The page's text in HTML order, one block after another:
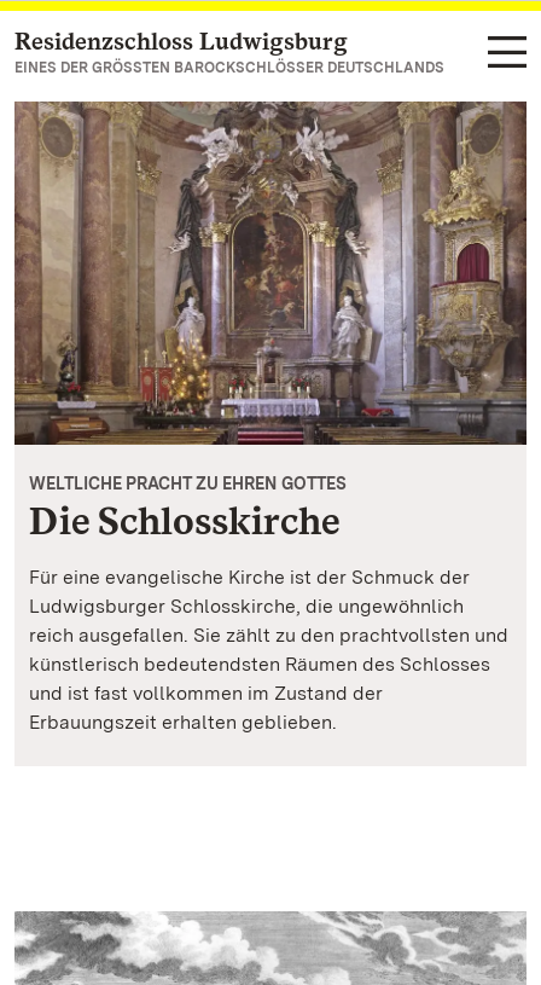
Zum Hauptinhalt springen
Residenzschloss Ludwigsburg
EINES DER GRÖSSTEN BAROCKSCHLÖSSER DEUTSCHLANDS
WELTLICHE PRACHT ZU EHREN GOTTES
Die Schlosskirche
Für eine evangelische Kirche ist der Schmuck der
Ludwigsburger Schlosskirche, die ungewöhnlich
reich ausgefallen. Sie zählt zu den prachtvollsten und
künstlerisch bedeutendsten Räumen des Schlosses
und ist fast vollkommen im Zustand der
Erbauungszeit erhalten geblieben.